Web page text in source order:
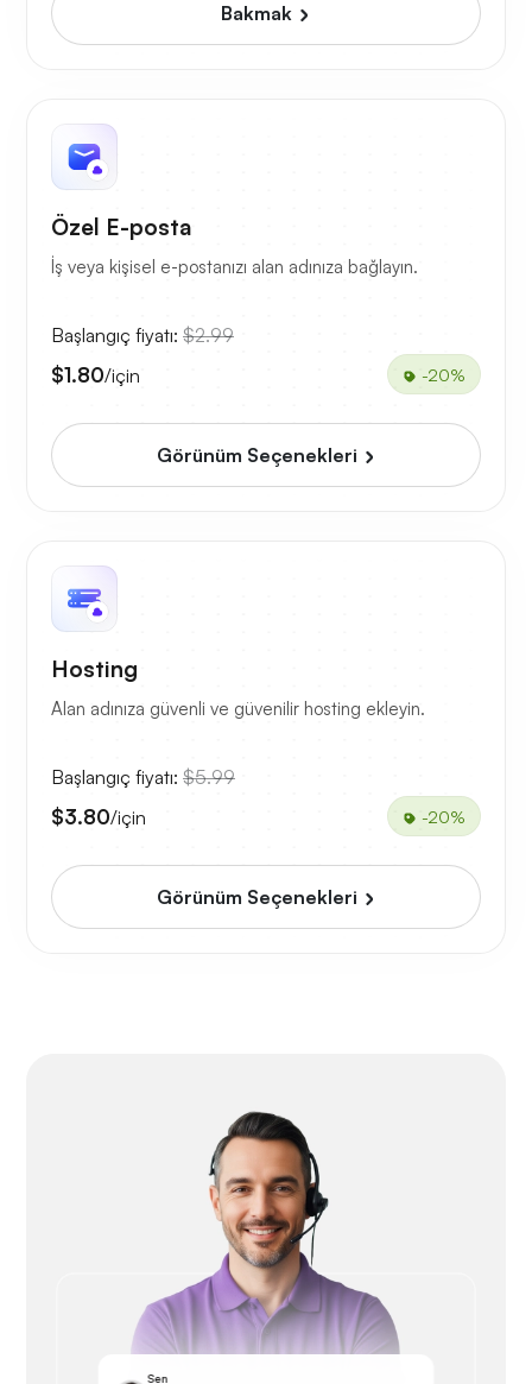
Bakmak
Özel E-posta
İş veya kişisel e-postanızı alan adınıza bağlayın.
Başlangıç fiyatı: $2.99
$1.80/için -20%
Görünüm Seçenekleri
Hosting
Alan adınıza güvenli ve güvenilir hosting ekleyin.
Başlangıç fiyatı: $5.99
$3.80/için -20%
Görünüm Seçenekleri
Sen